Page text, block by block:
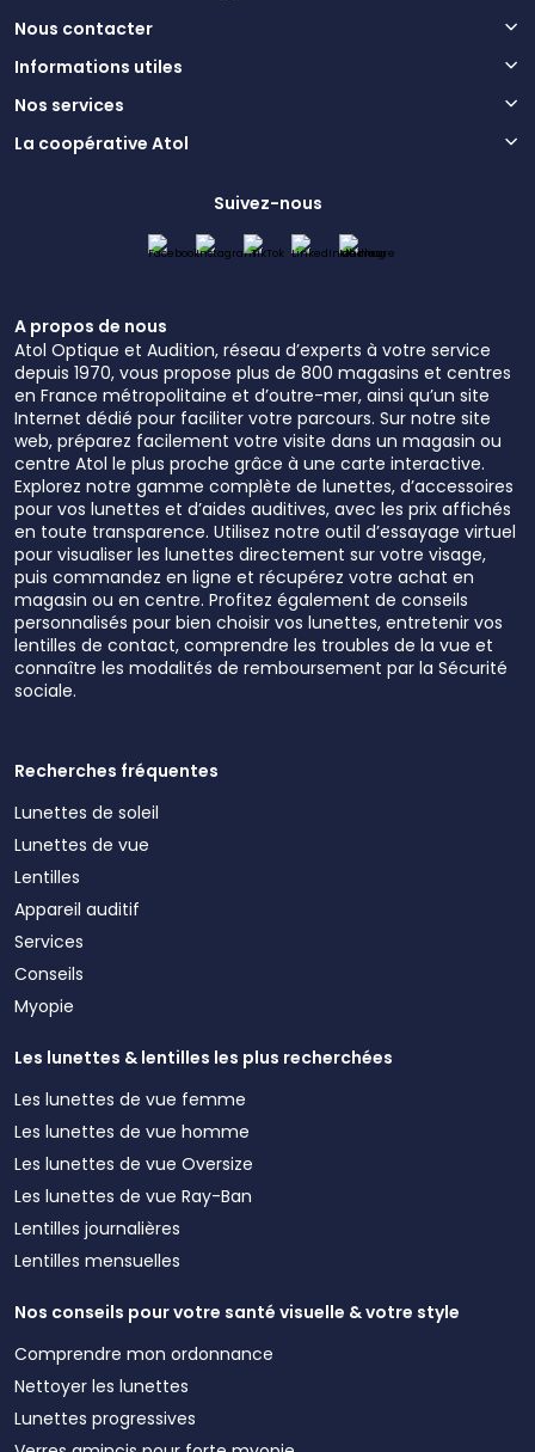
Nous contacter
Informations utiles
Nos services
La coopérative Atol
Suivez-nous
A propos de nous
Atol Optique et Audition, réseau d’experts à votre service
depuis 1970, vous propose plus de 800 magasins et centres
en France métropolitaine et d’outre-mer, ainsi qu’un site
Internet dédié pour faciliter votre parcours. Sur notre site
web, préparez facilement votre visite dans un magasin ou
centre Atol le plus proche grâce à une carte interactive.
Explorez notre gamme complète de lunettes, d’accessoires
pour vos lunettes et d’aides auditives, avec les prix affichés
en toute transparence. Utilisez notre outil d’essayage virtuel
pour visualiser les lunettes directement sur votre visage,
puis commandez en ligne et récupérez votre achat en
magasin ou en centre. Profitez également de conseils
personnalisés pour bien choisir vos lunettes, entretenir vos
lentilles de contact, comprendre les troubles de la vue et
connaître les modalités de remboursement par la Sécurité
sociale.
Recherches fréquentes
Lunettes de soleil
Lunettes de vue
Lentilles
Appareil auditif
Services
Conseils
Myopie
Les lunettes & lentilles les plus recherchées
Les lunettes de vue femme
Les lunettes de vue homme
Les lunettes de vue Oversize
Les lunettes de vue Ray-Ban
Lentilles journalières
Lentilles mensuelles
Nos conseils pour votre santé visuelle & votre style
Comprendre mon ordonnance
Nettoyer les lunettes
Lunettes progressives